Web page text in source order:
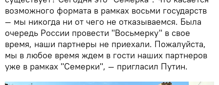
возможного формата в рамках восьми государств
— мы никогда ни от чего не отказываемся. Была
очередь России провести "Восьмерку" в свое
время, наши партнеры не приехали. Пожалуйста,
мы в любое время ждем в гости наших партнеров
уже в рамках "Семерки", — пригласил Путин.